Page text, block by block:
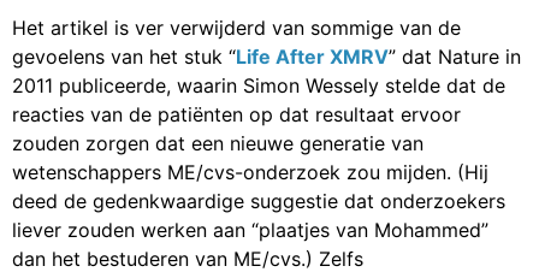
Het artikel is ver verwijderd van sommige van de
gevoelens van het stuk “Life After XMRV” dat Nature in
2011 publiceerde, waarin Simon Wessely stelde dat de
reacties van de patiënten op dat resultaat ervoor
zouden zorgen dat een nieuwe generatie van
wetenschappers ME/cvs-onderzoek zou mijden. (Hij
deed de gedenkwaardige suggestie dat onderzoekers
liever zouden werken aan “plaatjes van Mohammed”
dan het bestuderen van ME/cvs.) Zelfs